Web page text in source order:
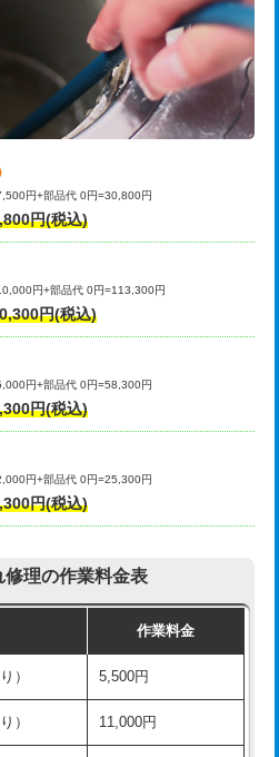
戻し作
11,000円~
まで） 55,000円
事/3ｍ超
し作業）
まで）
㎝超え）
）
）
16,500円
現場見積
価格です。
8,800円
清掃・修
軽作業）
11,000円
清掃・修
中作業）
22,000円
清掃・修
重作業）
33,000円
ッキ
・デッキ
16,500円+材料費
ラップ
11,000円+材料費
13,200円
16,500円
水栓） 16,500円
16,500円
円+部品代 0円=30,800円
円(税込)
円+部品代 0円=113,300円
円(税込)
円+部品代 0円=58,300円
円(税込)
円+部品代 0円=25,300円
円(税込)
理の作業料金表
作業料金
） 5,500円
） 11,000円